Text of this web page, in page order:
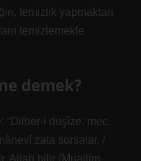
temizlik yapmaktan
temizlemekle
demek?
“Dilber-i duşîze: mec.
zata sorsalar, /
Allah bilir (Muallim